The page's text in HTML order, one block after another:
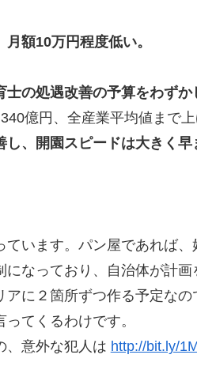
額10万円程度低い。
士の処遇改善の予算をわずか
億円、全産業平均値まで
、開園スピードは大きく早
ています。パン屋であれば、
になっており、自治体が計画
アに２箇所ずつ作る予定な
てくるわけです。
、意外な犯人は http://bit.ly/